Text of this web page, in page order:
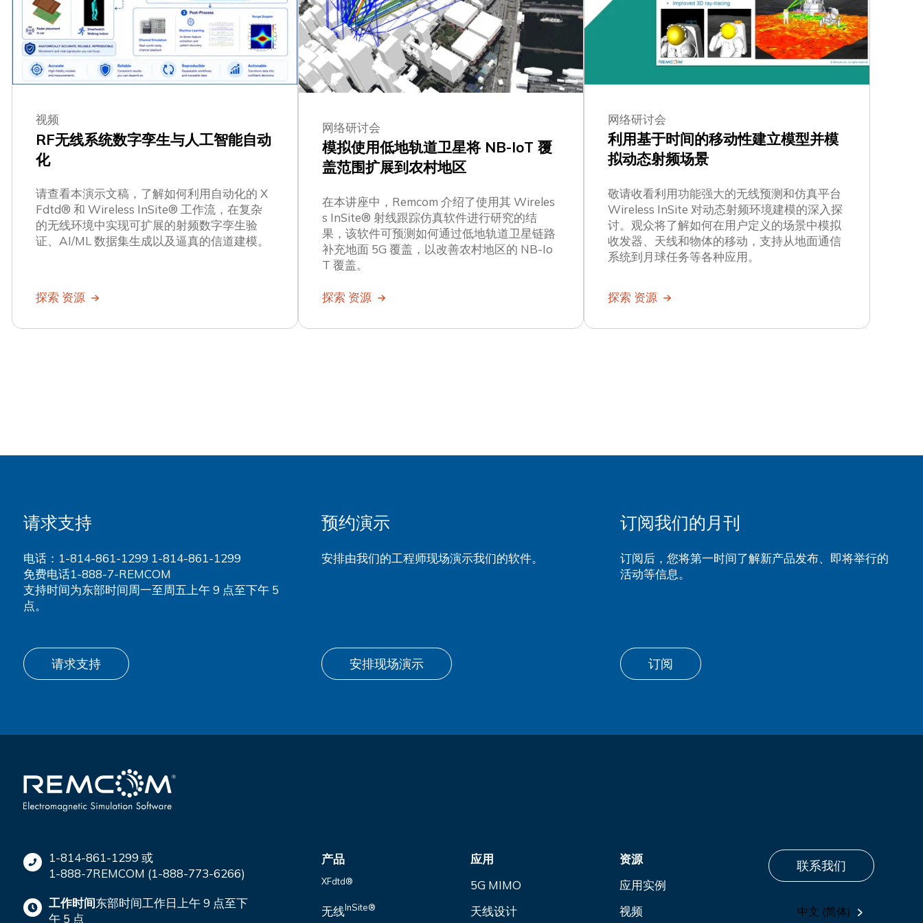
视频
RF无线系统数字孪生与人工智能自动
化
请查看本演示文稿，了解如何利用自动化的 X
Fdtd® 和 Wireless InSite® 工作流，在复杂
的无线环境中实现可扩展的射频数字孪生验
证、AI/ML 数据集生成以及逼真的信道建模。
探索 资源
网络研讨会
模拟使用低地轨道卫星将 NB-IoT 覆
盖范围扩展到农村地区
在本讲座中，Remcom 介绍了使用其 Wireles
s InSite® 射线跟踪仿真软件进行研究的结
果，该软件可预测如何通过低地轨道卫星链路
补充地面 5G 覆盖，以改善农村地区的 NB-Io
T 覆盖。
探索 资源
网络研讨会
利用基于时间的移动性建立模型并模
拟动态射频场景
敬请收看利用功能强大的无线预测和仿真平台
Wireless InSite 对动态射频环境建模的深入探
讨。观众将了解如何在用户定义的场景中模拟
收发器、天线和物体的移动，支持从地面通信
系统到月球任务等各种应用。
探索 资源
请求支持
电话：1-814-861-1299 1-814-861-1299
免费电话1-888-7-REMCOM
支持时间为东部时间周一至周五上午 9 点至下午 5
点。
请求支持
预约演示
安排由我们的工程师现场演示我们的软件。
安排现场演示
订阅我们的月刊
订阅后，您将第一时间了解新产品发布、即将举行的
活动等信息。
订阅
1-814-861-1299 或
1-888-7REMCOM (1-888-773-6266)
工作时间东部时间工作日上午 9 点至下
午 5 点
产品
XFdtd®
无线InSite®
应用
5G MIMO
天线设计
资源
应用实例
视频
联系我们
中文 (简体)